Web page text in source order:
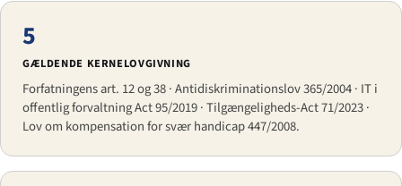
5
GÆLDENDE KERNELOVGIVNING
Forfatningens art. 12 og 38 · Antidiskriminationslov 365/2004 · IT i
offentlig forvaltning Act 95/2019 · Tilgængeligheds-Act 71/2023 ·
Lov om kompensation for svær handicap 447/2008.